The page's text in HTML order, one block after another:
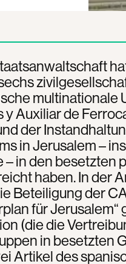
multinationale
Auxiliar de
der
in Jerusalem –
– in den besetzten
haben. In der
Beteiligung der
für
(die die
in besetzten
Artikel des